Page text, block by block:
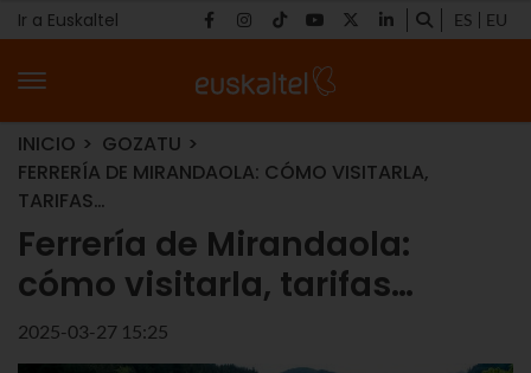
Ir a Euskaltel ES EU
INICIO
GOZATU
FERRERÍA DE MIRANDAOLA: CÓMO VISITARLA,
TARIFAS…
Ferrería de Mirandaola:
cómo visitarla, tarifas…
2025-03-27 15:25